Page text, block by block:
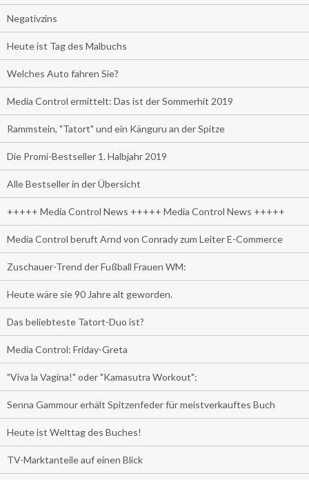
Negativzins
Heute ist Tag des Malbuchs
Welches Auto fahren Sie?
Media Control ermittelt: Das ist der Sommerhit 2019
Rammstein, "Tatort" und ein Känguru an der Spitze
Die Promi-Bestseller 1. Halbjahr 2019
Alle Bestseller in der Übersicht
+++++ Media Control News +++++ Media Control News +++++
Media Control beruft Arnd von Conrady zum Leiter E-Commerce
Zuschauer-Trend der Fußball Frauen WM:
Heute wäre sie 90 Jahre alt geworden.
Das beliebteste Tatort-Duo ist?
Media Control: Friday-Greta
"Viva la Vagina!" oder "Kamasutra Workout":
Senna Gammour erhält Spitzenfeder für meistverkauftes Buch
Heute ist Welttag des Buches!
TV-Marktanteile auf einen Blick